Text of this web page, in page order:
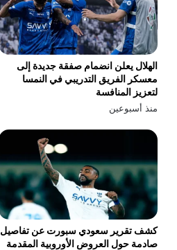
الهلال يعلن انضمام صفقة جديدة إلى
معسكر الفريق التدريبي في النمسا
لتعزيز المنافسة
منذ أسبوعين
كشف تقرير سعودي سبورت عن تفاصيل
صادمة حول العروض الأوروبية المقدمة